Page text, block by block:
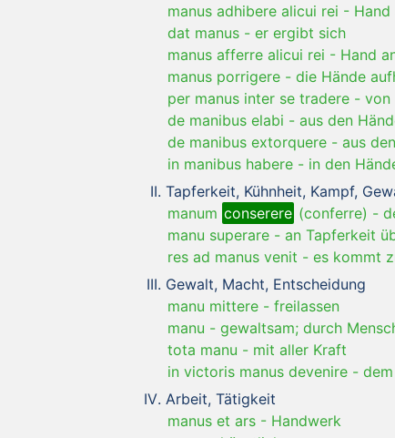
manus adhibere alicui rei -
dat manus - er ergibt sich
manus afferre alicui rei - Hand
manus porrigere - die Hände
per manus inter se tradere - von
de manibus elabi - aus den
de manibus extorquere - aus
in manibus habere - in den
Tapferkeit, Kühnheit, Kampf,
manum conserere (conferre) -
manu superare - an Tapferkeit
res ad manus venit - es kommt
Gewalt, Macht, Entscheidung
manu mittere - freilassen
manu - gewaltsam; durch
tota manu - mit aller Kraft
in victoris manus devenire -
Arbeit, Tätigkeit
manus et ars - Handwerk